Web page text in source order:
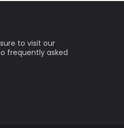
to visit our
frequently asked